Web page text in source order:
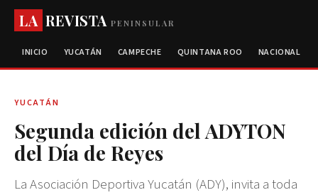
LA REVISTAPENINSULAR
INICIO YUCATÁN CAMPECHE QUINTANA ROO NACIONAL
YUCATÁN
Segunda edición del ADYTON
del Día de Reyes
La Asociación Deportiva Yucatán (ADY), invita a toda